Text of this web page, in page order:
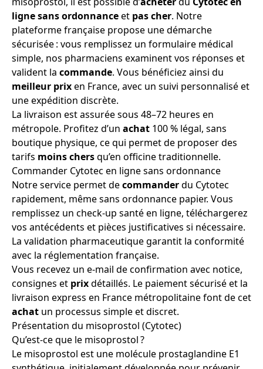
lignesans ordonnanceet pas cher. Notre
plateforme française propose une démarche
sécurisée : vous remplissez un formulaire médical
simple, nos pharmaciens examinent vos réponses et
valident la commande. Vous bénéficiez ainsi du
meilleur prixen France, avec un suivi personnalisé et
une expédition discrète.
La livraison est assurée sous 48–72 heures en
métropole. Profitez d’un achat 100 % légal, sans
boutique physique, ce qui permet de proposer des
tarifs moins chersqu’en officine traditionnelle.
Commander Cytotec en ligne sans ordonnance
Notre service permet decommanderdu Cytotec
rapidement, même sans ordonnance papier. Vous
remplissez un check-up santé en ligne, téléchargerez
vos antécédents et pièces justificatives si nécessaire.
La validation pharmaceutique garantit la conformité
avec la réglementation française.
Vous recevez un e-mail de confirmation avec notice,
consignes et prixdétaillés. Le paiement sécurisé et la
livraison express en France métropolitaine font de cet
achat un processus simple et discret.
Présentation du misoprostol (Cytotec)
Qu’est-ce que le misoprostol ?
Le misoprostol est une molécule prostaglandine E1